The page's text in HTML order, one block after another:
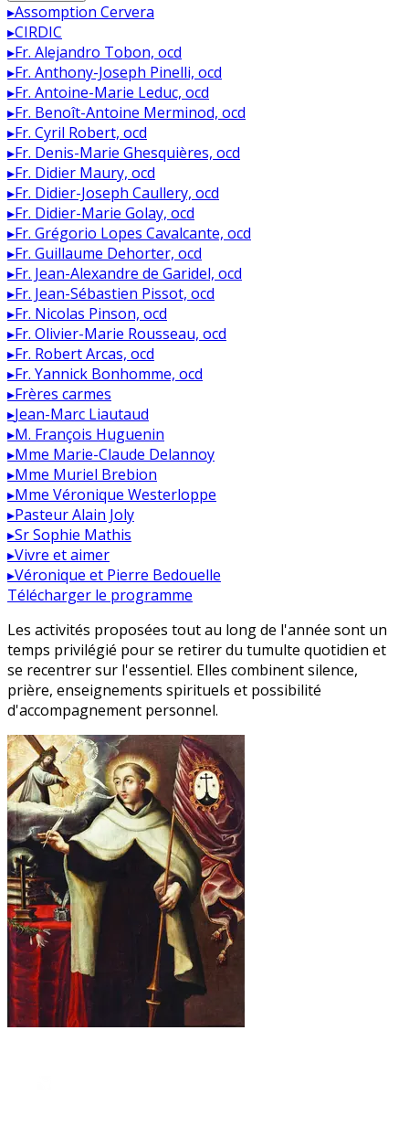
▸Assomption Cervera
▸CIRDIC
▸Fr. Alejandro Tobon, ocd
▸Fr. Anthony-Joseph Pinelli, ocd
▸Fr. Antoine-Marie Leduc, ocd
▸Fr. Benoît-Antoine Merminod, ocd
▸Fr. Cyril Robert, ocd
▸Fr. Denis-Marie Ghesquières, ocd
▸Fr. Didier Maury, ocd
▸Fr. Didier-Joseph Caullery, ocd
▸Fr. Didier-Marie Golay, ocd
▸Fr. Grégorio Lopes Cavalcante, ocd
▸Fr. Guillaume Dehorter, ocd
▸Fr. Jean-Alexandre de Garidel, ocd
▸Fr. Jean-Sébastien Pissot, ocd
▸Fr. Nicolas Pinson, ocd
▸Fr. Olivier-Marie Rousseau, ocd
▸Fr. Robert Arcas, ocd
▸Fr. Yannick Bonhomme, ocd
▸Frères carmes
▸Jean-Marc Liautaud
▸M. François Huguenin
▸Mme Marie-Claude Delannoy
▸Mme Muriel Brebion
▸Mme Véronique Westerloppe
▸Pasteur Alain Joly
▸Sr Sophie Mathis
▸Vivre et aimer
▸Véronique et Pierre Bedouelle
Télécharger le programme
Les activités proposées tout au long de l'année sont un
temps privilégié pour se retirer du tumulte quotidien et
se recentrer sur l'essentiel. Elles combinent silence,
prière, enseignements spirituels et possibilité
d'accompagnement personnel.